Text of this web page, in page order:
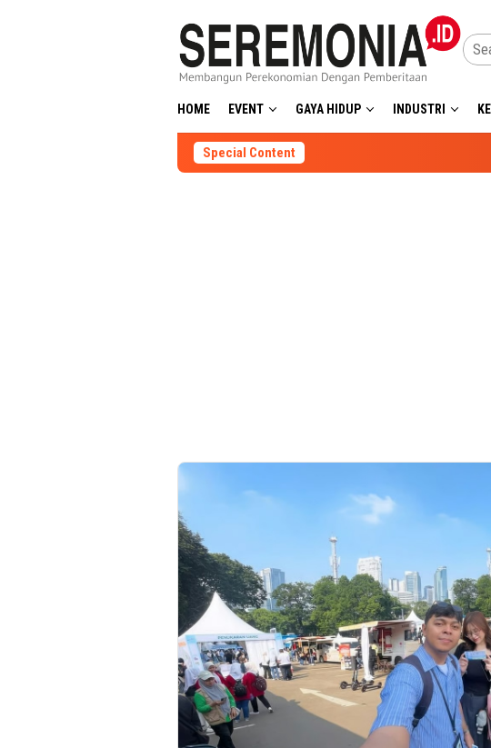
HOME EVENT GAYA HIDUP INDUSTRI
Special Content